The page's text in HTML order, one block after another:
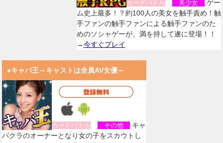
カードバトル 美少女
ゲー
ム史上最多！？約100人の美女を触手責め！触
手ファンの触手ファンによる触手ファンのた
めのソシャゲーが、満を持して遂に登場！！
→今すぐプレイ
●キャバ王～キャストは全員AV女優～
カードバトル その他
キャ
バクラのオーナーとなり女の子をスカウトし